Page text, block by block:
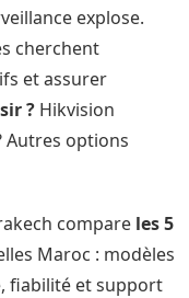
explose.
cherchent
et assurer
? Hikvision
Autres options
compare les 5
Maroc : modèles
fiabilité et support